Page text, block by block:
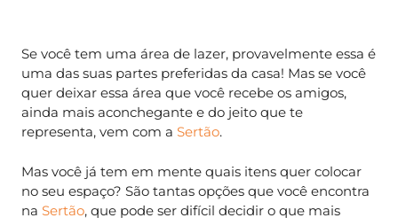
Se você tem uma área de lazer, provavelmente essa é
uma das suas partes preferidas da casa! Mas se você
quer deixar essa área que você recebe os amigos,
ainda mais aconchegante e do jeito que te
representa, vem com a Sertão.
Mas você já tem em mente quais itens quer colocar
no seu espaço? São tantas opções que você encontra
na Sertão, que pode ser difícil decidir o que mais